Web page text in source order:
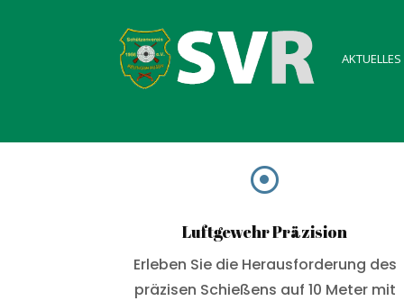
AKTUELLES

Luftgewehr Präzision
Erleben Sie die Herausforderung des
präzisen Schießens auf 10 Meter mit